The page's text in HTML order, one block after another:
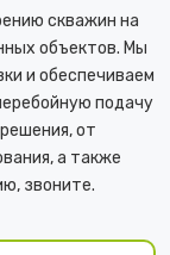
скважин на
объектов. Мы
и обеспечиваем
подачу
от
а также
звоните.